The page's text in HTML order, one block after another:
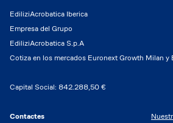
EdiliziAcrobatica Iberica
Empresa del Grupo
EdiliziAcrobatica S.p.A
Cotiza en los mercados Euronext Growth Milan y
Capital Social: 842.288,50 €
Contactes